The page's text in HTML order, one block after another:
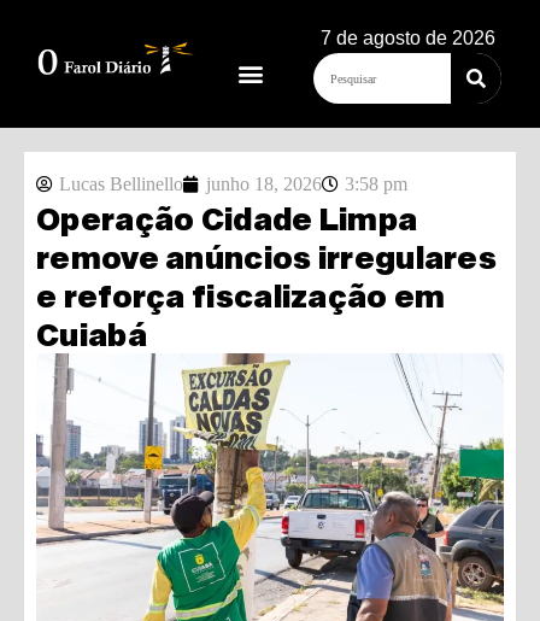
7 de agosto de 2026
Lucas Bellinello junho 18, 2026 3:58 pm
Operação Cidade Limpa
remove anúncios irregulares
e reforça fiscalização em
Cuiabá